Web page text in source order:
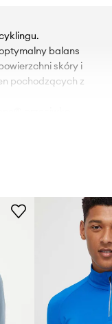
balans
skóry i
pochodzących z
oraz zapewniają